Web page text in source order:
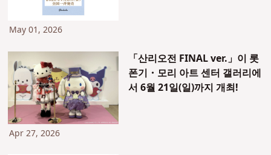
May 01, 2026
「산리오전 FINAL ver.」이 롯
폰기・모리 아트 센터 갤러리에
서 6월 21일(일)까지 개최!
Apr 27, 2026